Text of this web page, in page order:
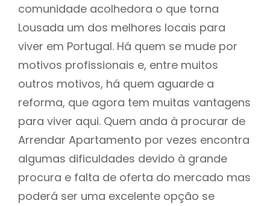
comunidade acolhedora o que torna
Lousada um dos melhores locais para
viver em Portugal. Há quem se mude por
motivos profissionais e, entre muitos
outros motivos, há quem aguarde a
reforma, que agora tem muitas vantagens
para viver aqui. Quem anda à procurar de
Arrendar Apartamento por vezes encontra
algumas dificuldades devido à grande
procura e falta de oferta do mercado mas
poderá ser uma excelente opção se